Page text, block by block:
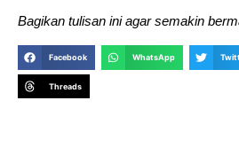
Bagikan tulisan ini agar semakin
Facebook WhatsApp
Threads